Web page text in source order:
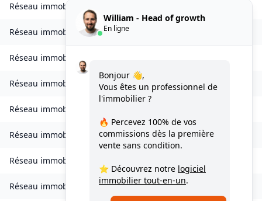
Réseau immobilier
Réseau immobilierLivré-sur-Changeon
Réseau immobilier
Réseau immobilier Longaulnay(35190)
Réseau immobilier
Réseau immobilier Louvigné-du-Désert( 35420)
Réseau immobilier
Réseau immobilier Maxent(35380)
William - Head of growth
En ligne
Bonjour 👋,
Vous êtes un professionnel de
l'immobilier ?
🔥 Percevez 100% de vos
commissions dès la première
vente sans condition.
⭐ Découvrez notre logiciel
immobilier tout-en-un.